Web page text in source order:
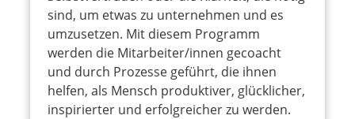
sind, um etwas zu unternehmen und es
umzusetzen. Mit diesem Programm
werden die Mitarbeiter/innen gecoacht
und durch Prozesse geführt, die ihnen
helfen, als Mensch produktiver, glücklicher,
inspirierter und erfolgreicher zu werden.